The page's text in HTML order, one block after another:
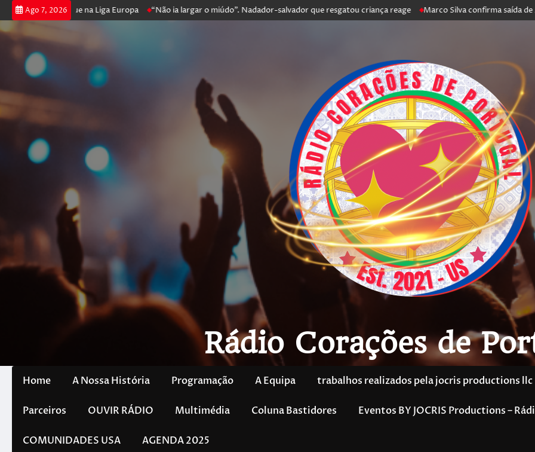
Ago 7, 2026
e prossegue na Liga Europa “Não ia largar o miúdo”. Nadador-salvador que resgatou criança reage Marco Silva confirma saída de
Rádio Corações de
Home A Nossa História Programação A Equipa trabalhos realizados pela jocris productions llc
Parceiros OUVIR RÁDIO Multimédia Coluna Bastidores Eventos BY JOCRIS Productions –
COMUNIDADES USA AGENDA 2025